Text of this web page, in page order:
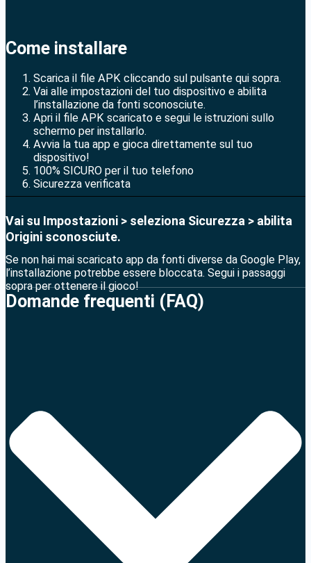
Come installare
Scarica il file APK cliccando sul pulsante qui sopra.
Vai alle impostazioni del tuo dispositivo e abilita
l’installazione da fonti sconosciute.
Apri il file APK scaricato e segui le istruzioni sullo
schermo per installarlo.
Avvia la tua app e gioca direttamente sul tuo
dispositivo!
100% SICURO per il tuo telefono
Sicurezza verificata
Vai su Impostazioni > seleziona Sicurezza > abilita
Origini sconosciute.
Se non hai mai scaricato app da fonti diverse da Google Play,
l’installazione potrebbe essere bloccata. Segui i passaggi
sopra per ottenere il gioco!
Domande frequenti (FAQ)